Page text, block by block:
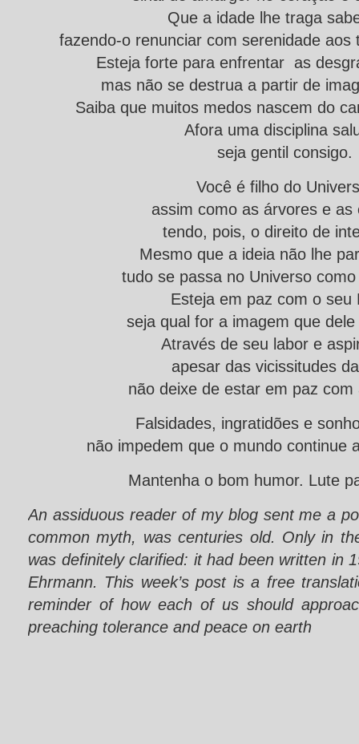
Que a idade lhe traga
fazendo-o renunciar com serenidade aos
Esteja forte para enfrentar as
mas não se destrua a partir de
Saiba que muitos medos nascem do
Afora uma disciplina
seja gentil consigo.
Você é filho do
assim como as árvores e as
tendo, pois, o direito de
Mesmo que a ideia não lhe
tudo se passa no Universo
Esteja em paz com o seu
seja qual for a imagem que
Através de seu labor e
apesar das vicissitudes
não deixe de estar em paz com
Falsidades, ingratidões e
não impedem que o mundo continue
Mantenha o bom humor. Lute
An assiduous reader of my blog sent me a
common myth, was centuries old. Only in
was definitely clarified: it had been written in
Ehrmann. This week’s post is a free
reminder of how each of us should
preaching tolerance and peace on earth